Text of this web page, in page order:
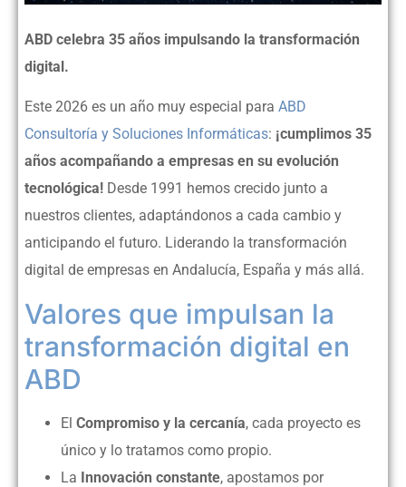
ABD celebra 35 años impulsando la transformación
digital.
Este 2026 es un año muy especial para ABD
Consultoría y Soluciones Informáticas: ¡cumplimos 35
años acompañando a empresas en su evolución
tecnológica! Desde 1991 hemos crecido junto a
nuestros clientes, adaptándonos a cada cambio y
anticipando el futuro. Liderando la transformación
digital de empresas en Andalucía, España y más allá.
Valores que impulsan la
transformación digital en
ABD
El Compromiso y la cercanía, cada proyecto es
único y lo tratamos como propio.
La Innovación constante, apostamos por